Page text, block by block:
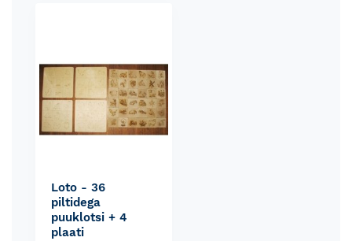
Loto - 36
piltidega
puuklotsi + 4
plaati